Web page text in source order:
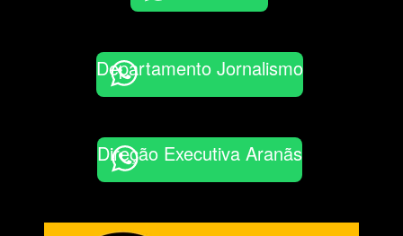
Departamento Jornalismo
Direção Executiva Aranãs